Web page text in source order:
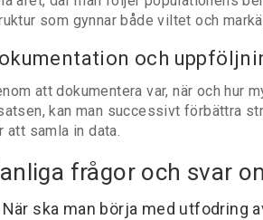
som gynnar både viltet och
och
att dokumentera var, när och hur
kan man successivt förbättra
att samla in data.
frågor och svar
När ska man börja med utfodring